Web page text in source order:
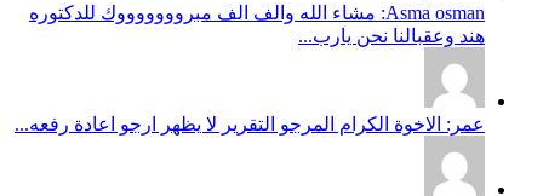
Asma osman: مشاء الله والف الف مبروووووووك للدكتوره
هند وعقبالنا نحن يارب...
عمر: الاخوة الكرام المرجو التقرير لا يظهر ارجو اعادة رفعه...